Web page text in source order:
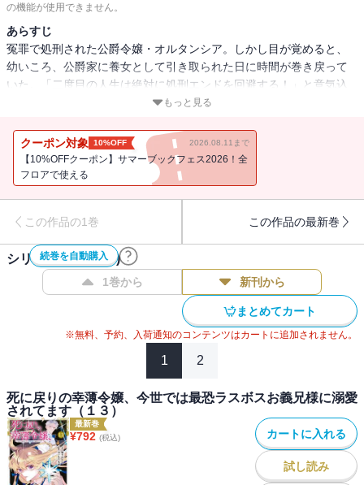
の機能が使用できません。
あらすじ
冤罪で処刑された公爵令嬢・オルタンシア。しかし目が覚めると、
幼いころ、公爵家に養女として引き取られた日に時間が巻き戻って
いた。「二度目の人生は絶対に処刑エンドを回避する！」と意気込
んだのも束の間、そのためには氷のように冷酷な義兄のジェラール
必要だった！ イケメンすぎる義兄との「死に戻り」ラブストーリ
ー（？）開幕！
もっと見る
クーポン対象 10%OFF 2026.08.11まで
【10%OFFクーポン】サマーブックフェス2026！全
フロアで使える
この作品の1巻 この作品の最新巻
続巻を自動購入
シリーズ作品(13件)
1巻から 新刊から
まとめてカート
※無料、予約、入荷通知のコンテンツはカートに追加されません。
1 2
死に戻りの幸薄令嬢、今世では最恐ラスボスお義兄様に溺愛
されてます（１３）
最新巻
¥792 (税込) カートに入れる
試し読み